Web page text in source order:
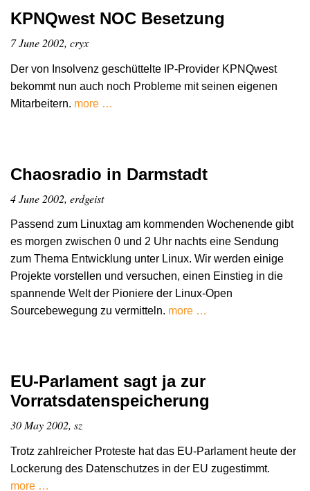
KPNQwest NOC Besetzung
7 June 2002, cryx
Der von Insolvenz geschüttelte IP-Provider KPNQwest
bekommt nun auch noch Probleme mit seinen eigenen
Mitarbeitern. more …
Chaosradio in Darmstadt
4 June 2002, erdgeist
Passend zum Linuxtag am kommenden Wochenende gibt
es morgen zwischen 0 und 2 Uhr nachts eine Sendung
zum Thema Entwicklung unter Linux. Wir werden einige
Projekte vorstellen und versuchen, einen Einstieg in die
spannende Welt der Pioniere der Linux-Open
Sourcebewegung zu vermitteln. more …
EU-Parlament sagt ja zur
Vorratsdatenspeicherung
30 May 2002, sz
Trotz zahlreicher Proteste hat das EU-Parlament heute der
Lockerung des Datenschutzes in der EU zugestimmt.
more …